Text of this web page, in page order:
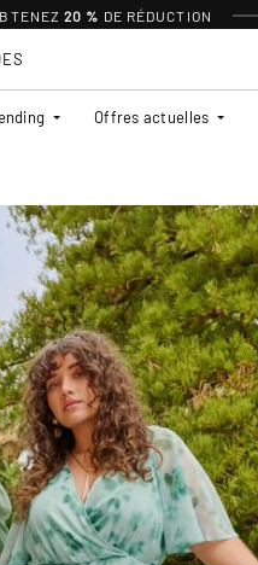
20 % DE RÉDUCTION
Offres actuelles